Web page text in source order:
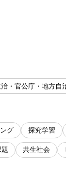
・官公庁・地方自
グ 探究学習
共生社会